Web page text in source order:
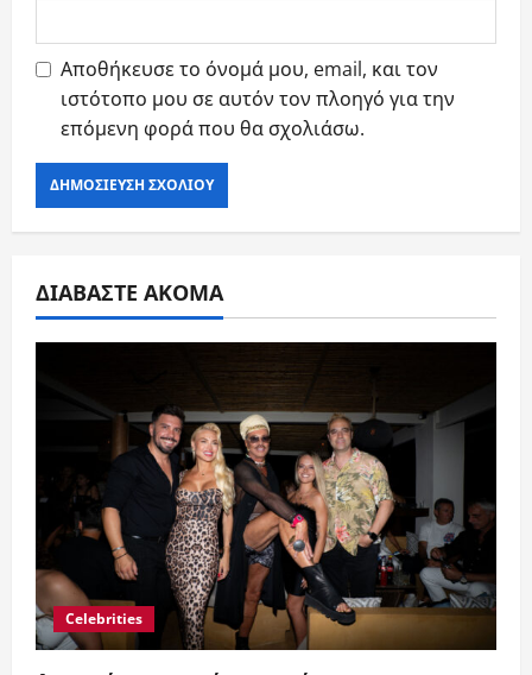
Αποθήκευσε το όνομά μου, email, και τον
ιστότοπο μου σε αυτόν τον πλοηγό για την
επόμενη φορά που θα σχολιάσω.
ΔΙΑΒΑΣΤΕ ΑΚΟΜΑ
Celebrities